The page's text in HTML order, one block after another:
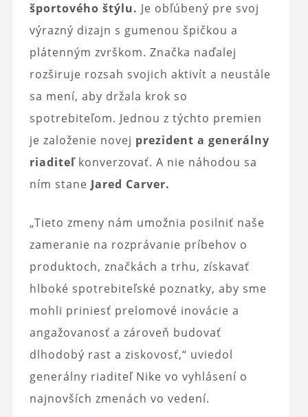
športového štýlu. Je obľúbený pre svoj
výrazný dizajn s gumenou špičkou a
plátenným zvrškom. Značka naďalej
rozširuje rozsah svojich aktivít a neustále
sa mení, aby držala krok so
spotrebiteľom. Jednou z týchto premien
je založenie novej prezident a generálny
riaditeľkonverzovať. A nie náhodou sa
ním stane Jared Carver.
„Tieto zmeny nám umožnia posilniť naše
zameranie na rozprávanie príbehov o
produktoch, značkách a trhu, získavať
hlboké spotrebiteľské poznatky, aby sme
mohli priniesť prelomové inovácie a
angažovanosť a zároveň budovať
dlhodobý rast a ziskovosť,“ uviedol
generálny riaditeľ Nike vo vyhlásení o
najnovších zmenách vo vedení.